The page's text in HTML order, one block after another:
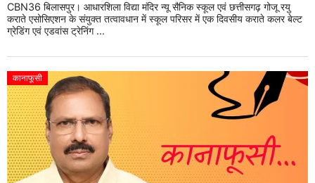
CBN36 बिलासपुर। आधारशिला विद्या मंदिर न्यू सैनिक स्कूल एवं छत्तीसगढ़ गोजू रयु
कराते एसोसिएशन के संयुक्त तत्वावधान में स्कूल परिसर में एक दिवसीय कराते कलर बेल्ट
ग्रेडिंग एवं एडवांस ट्रेनिंग ...
कानाफूसी